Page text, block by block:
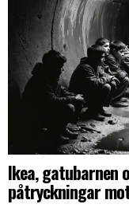
Ikea, gatubarnen
påtryckningar